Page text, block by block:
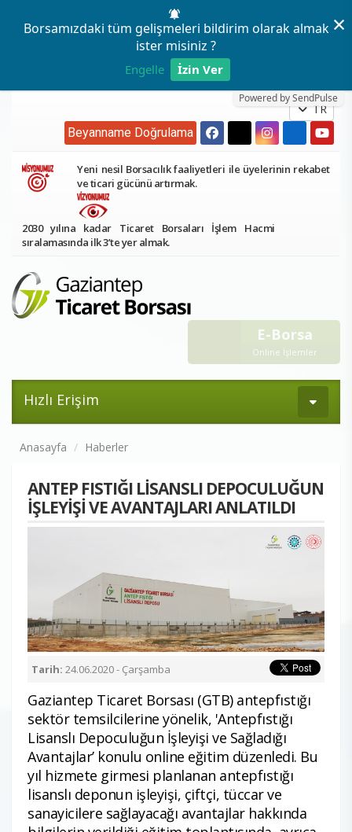
Borsamızdaki tüm gelişmeleri bildirim olarak almak
ister misiniz ?
Engelle İzin Ver
Powered by SendPulse
×
TR
Beyanname Doğrulama
Yeni nesil Borsacılık faaliyetleri ile üyelerinin rekabet
ve ticari gücünü artırmak.
2030 yılına kadar Ticaret Borsaları İşlem Hacmi
sıralamasında ilk 3’te yer almak.
E-Borsa
Online İşlemler
Hızlı Erişim
Anasayfa Haberler
ANTEP FISTIĞI LİSANSLI DEPOCULUĞUN
İŞLEYİŞİ VE AVANTAJLARI ANLATILDI
Tarih: 24.06.2020 - Çarşamba
Gaziantep Ticaret Borsası (GTB) antepfıstığı
sektör temsilcilerine yönelik, 'Antepfıstığı
Lisanslı Depoculuğun İşleyişi ve Sağladığı
Avantajlar’ konulu online eğitim düzenledi. Bu
yıl hizmete girmesi planlanan antepfıstığı
lisanslı deponun işleyişi, çiftçi, tüccar ve
sanayicilere sağlayacağı avantajlar hakkında